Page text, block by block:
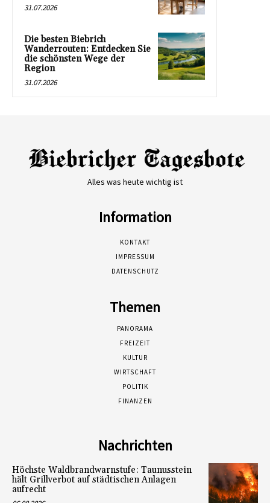
31.07.2026
Die besten Biebrich
Wanderrouten: Entdecken Sie
die schönsten Wege der
Region
31.07.2026
Alles was heute wichtig ist
Information
KONTAKT
IMPRESSUM
DATENSCHUTZ
Themen
PANORAMA
FREIZEIT
KULTUR
WIRTSCHAFT
POLITIK
FINANZEN
Nachrichten
Höchste Waldbrandwarnstufe: Taunusstein
hält Grillverbot auf städtischen Anlagen
aufrecht